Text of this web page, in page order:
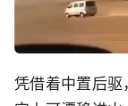
凭借着中置后驱